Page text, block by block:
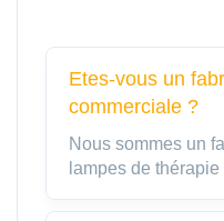
Etes-vous un
commerciale ?
Nous sommes un
lampes de thérapie